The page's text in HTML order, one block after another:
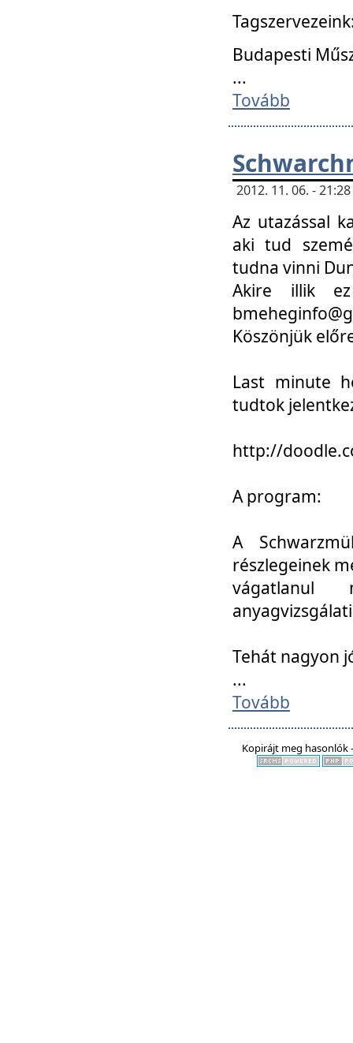
Budapesti
...
Tovább
2012. 11. 06. -
Az utazással
aki tud
tudna vinni
Akire illik
Köszönjük
Last minute
tudtok
http://
A program:
A
részlegeinek
vágatlanul
Tehát nagyon
...
Tovább
Kopirájt meg hasonlók